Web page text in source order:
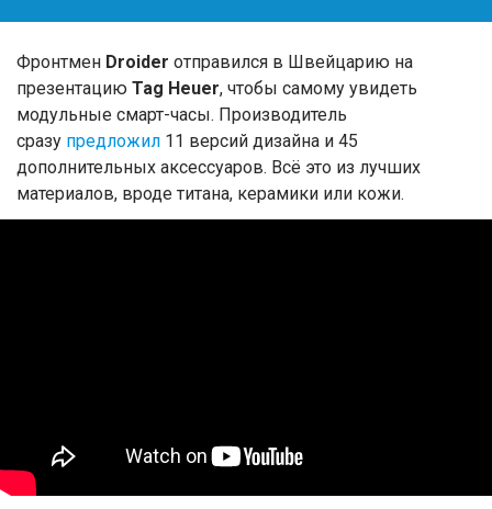
Фронтмен Droider отправился в Швейцарию на
презентацию Tag Heuer, чтобы самому увидеть
модульные смарт-часы. Производитель
сразу предложил 11 версий дизайна и 45
дополнительных аксессуаров. Всё это из лучших
материалов, вроде титана, керамики или кожи.